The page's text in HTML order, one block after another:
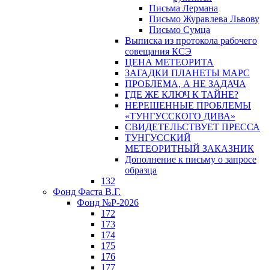
Письма Лермана
Письмо Журавлева Львову
Письмо Сумца
Выписка из протокола рабочего
совещания КСЭ
ЦЕНА МЕТЕОРИТА
ЗАГАДКИ ПЛАНЕТЫ МАРС
ПРОБЛЕМА, А НЕ ЗАДАЧА
ГДЕ ЖЕ КЛЮЧ К ТАЙНЕ?
НЕРЕШЕННЫЕ ПРОБЛЕМЫ
«ТУНГУССКОГО ДИВА»
СВИДЕТЕЛЬСТВУЕТ ПРЕССА
ТУНГУССКИЙ
МЕТЕОРИТНЫЙ ЗАКАЗНИК
Дополнение к письму о запросе
образца
132
Фонд Фаста В.Г.
Фонд №Р-2026
172
173
174
175
176
177